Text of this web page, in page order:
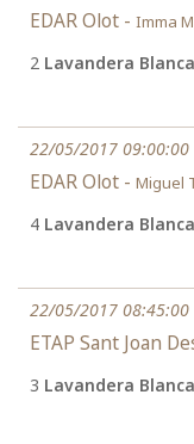
EDAR Olot - Imma
2 Lavandera Blanca
22/05/2017 09:00:00
EDAR Olot - Miguel
4 Lavandera Blanca
22/05/2017 08:45:00
ETAP Sant Joan
3 Lavandera Blanca